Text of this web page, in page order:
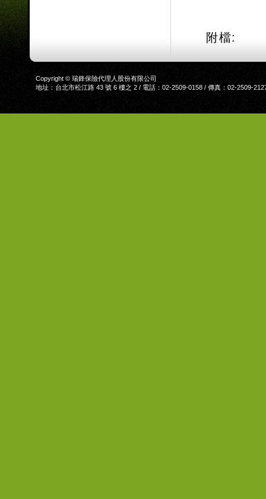
附檔:
Copyright © 瑞鋒保險代理人股份有限公司
地址：台北市松江路 43 號 6 樓之 2 / 電話：02-2509-0158 / 傳真：02-2509-